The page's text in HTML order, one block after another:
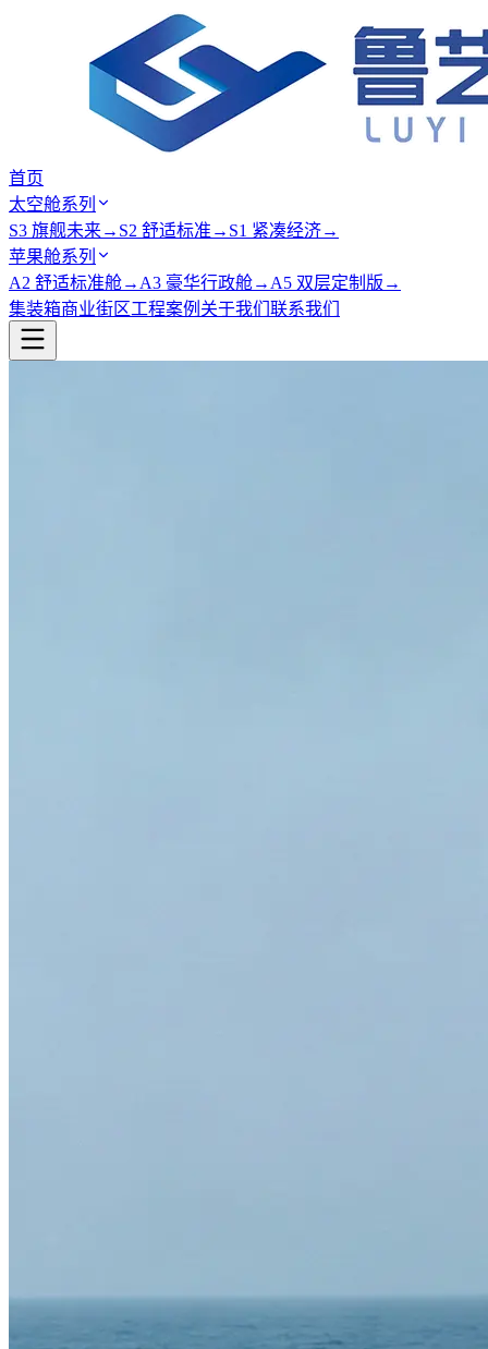
首页
太空舱系列
S3 旗舰未来→ S2 舒适标准 → S1 紧凑经济→
苹果舱系列
A2 舒适标准舱→ A3 豪华行政舱→ A5 双层定制版 →
集装箱商业街区工程案例 关于我们 联系我们